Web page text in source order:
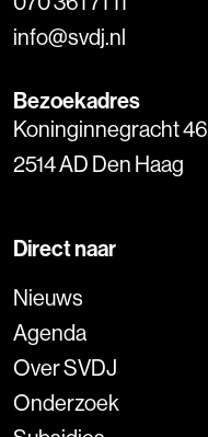
info@svdj.nl
Bezoekadres
Koninginnegracht 46
2514 AD Den Haag
Direct naar
Nieuws
Agenda
Over SVDJ
Onderzoek